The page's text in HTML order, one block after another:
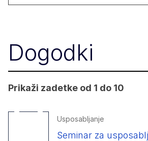
Dogodki
Prikaži zadetke od 1 do 10
Usposabljanje
Seminar za